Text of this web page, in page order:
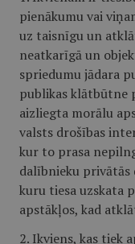
pienākumu vai
uz taisnīgu un
neatkarīgā un
spriedumu jādara
publikas klātbūtne
aizliegta morālu
valsts drošības
kur to prasa
dalībnieku privātās
kuru tiesa uzskata
apstākļos, kad
2. Ikviens, kas tiek